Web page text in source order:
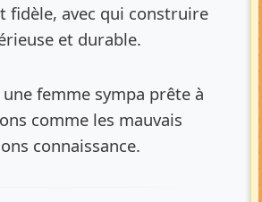
fidèle, avec qui construire
et durable.
femme sympa prête à
comme les mauvais
connaissance.